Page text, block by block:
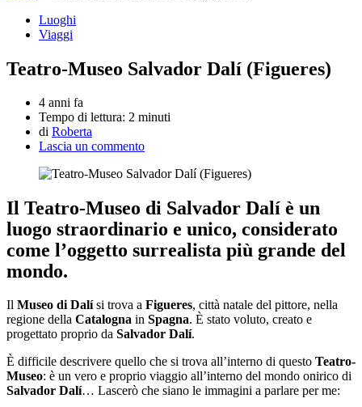
Luoghi
Viaggi
Teatro-Museo Salvador Dalí (Figueres)
4 anni fa
Tempo di lettura: 2 minuti
di Roberta
Lascia un commento
Il Teatro-Museo di Salvador Dalí è un
luogo straordinario e unico, considerato
come l’oggetto surrealista più grande del
mondo.
Il Museo di Dalísi trova a Figueres, città natale del pittore, nella
regione della Catalogna in Spagna. È stato voluto, creato e
progettato proprio da Salvador Dalí.
È difficile descrivere quello che si trova all’interno di questo Teatro-
Museo: è un vero e proprio viaggio all’interno del mondo onirico di
Salvador Dalí… Lascerò che siano le immagini a parlare per me: